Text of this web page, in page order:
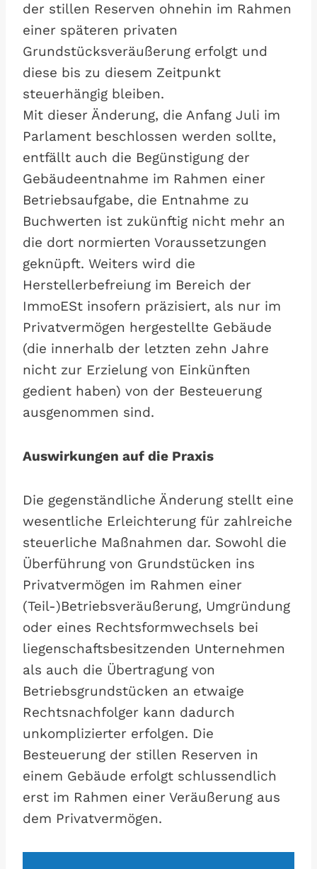
der stillen Reserven ohnehin im Rahmen
einer späteren privaten
Grundstücksveräußerung erfolgt und
diese bis zu diesem Zeitpunkt
steuerhängig bleiben.
Mit dieser Änderung, die Anfang Juli im
Parlament beschlossen werden sollte,
entfällt auch die Begünstigung der
Gebäudeentnahme im Rahmen einer
Betriebsaufgabe, die Entnahme zu
Buchwerten ist zukünftig nicht mehr an
die dort normierten Voraussetzungen
geknüpft. Weiters wird die
Herstellerbefreiung im Bereich der
ImmoESt insofern präzisiert, als nur im
Privatvermögen hergestellte Gebäude
(die innerhalb der letzten zehn Jahre
nicht zur Erzielung von Einkünften
gedient haben) von der Besteuerung
ausgenommen sind.
Auswirkungen auf die Praxis
Die gegenständliche Änderung stellt eine
wesentliche Erleichterung für zahlreiche
steuerliche Maßnahmen dar. Sowohl die
Überführung von Grundstücken ins
Privatvermögen im Rahmen einer
(Teil-)Betriebsveräußerung, Umgründung
oder eines Rechtsformwechsels bei
liegenschaftsbesitzenden Unternehmen
als auch die Übertragung von
Betriebsgrundstücken an etwaige
Rechtsnachfolger kann dadurch
unkomplizierter erfolgen. Die
Besteuerung der stillen Reserven in
einem Gebäude erfolgt schlussendlich
erst im Rahmen einer Veräußerung aus
dem Privatvermögen.